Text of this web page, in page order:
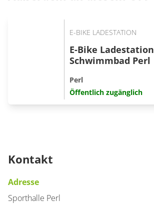
E-BIKE LADESTATION
E-Bike Ladestation
Schwimmbad Perl
Perl
Öffentlich zugänglich
Kontakt
Adresse
Sporthalle Perl